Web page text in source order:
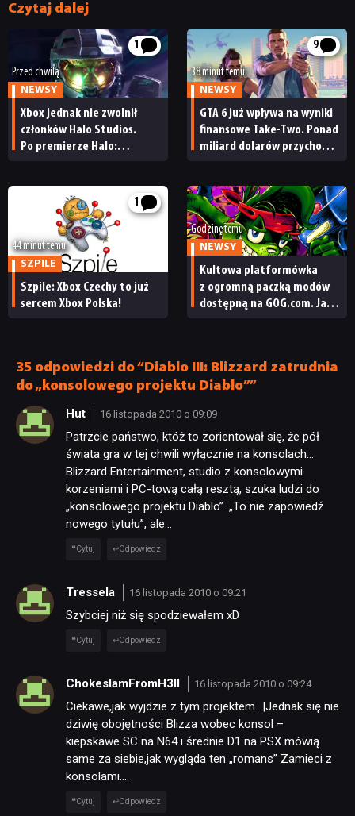
Czytaj dalej
1
Przed chwilą
NEWSY
Xbox jednak nie zwolnił
członków Halo Studios.
Po premierze Halo:
9
38 minut temu
NEWSY
GTA 6 już wpływa na wyniki
finansowe Take-Two. Ponad
miliard dolarów przychodu
1
44 minut temu
SZPILE
Szpile: Xbox Czechy to już
sercem Xbox Polska!
Godzinę temu
NEWSY
Kultowa platformówka
z ogromną paczką modów
dostępną na GOG.com. Jazz
35 odpowiedzi do “Diablo III: Blizzard zatrudnia
do „konsolowego projektu Diablo””
Hut 16 listopada 2010 o 09:09
Patrzcie państwo, któż to zorientował się, że pół
świata gra w tej chwili wyłącznie na konsolach…
Blizzard Entertainment, studio z konsolowymi
korzeniami i PC-tową całą resztą, szuka ludzi do
„konsolowego projektu Diablo”. „To nie zapowiedź
nowego tytułu”, ale…
Cytuj Odpowiedz
Tressela 16 listopada 2010 o 09:21
Szybciej niż się spodziewałem xD
Cytuj Odpowiedz
ChokeslamFromH3ll 16 listopada 2010 o 09:24
Ciekawe,jak wyjdzie z tym projektem…|Jednak się nie
dziwię obojętności Blizza wobec konsol –
kiepskawe SC na N64 i średnie D1 na PSX mówią
same za siebie,jak wygląda ten „romans” Zamieci z
konsolami….
Cytuj Odpowiedz